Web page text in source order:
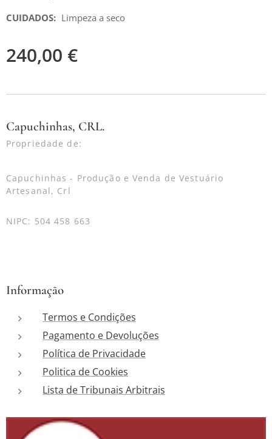
CUIDADOS: Limpeza a seco
240,00 €
Capuchinhas, CRL.
Propriedade de:
Capuchinhas - Produção e Venda de Vestuário
Artesanal, Crl
NIPC: 504 458 663
Informação
Termos e Condições
Pagamento e Devoluções
Política de Privacidade
Politica de Cookies
Lista de Tribunais Arbitrais